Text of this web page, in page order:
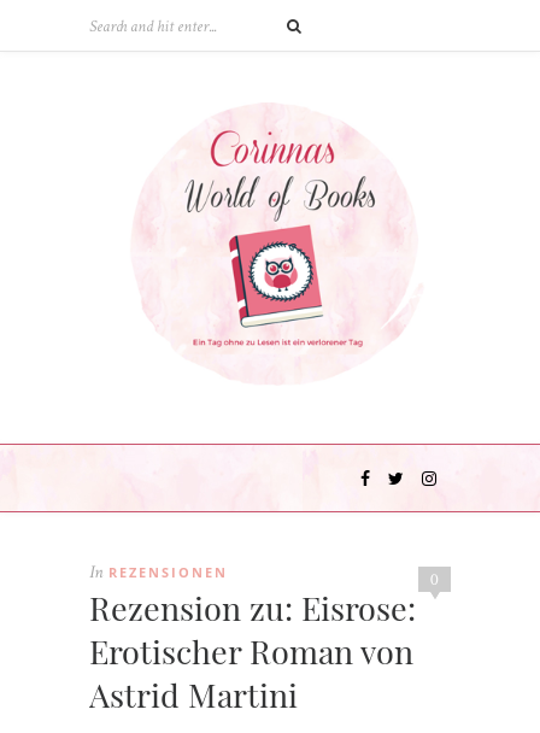
0
In REZENSIONEN
Rezension zu: Eisrose:
Erotischer Roman von
Astrid Martini